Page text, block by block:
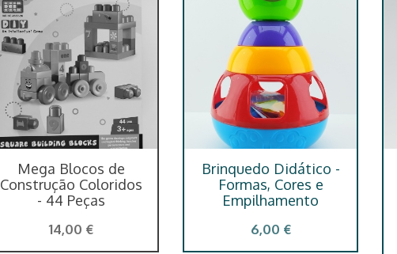
Mega Blocos de
Construção Coloridos
- 44 Peças
14,00 €
Brinquedo Didático -
Formas, Cores e
Empilhamento
6,00 €